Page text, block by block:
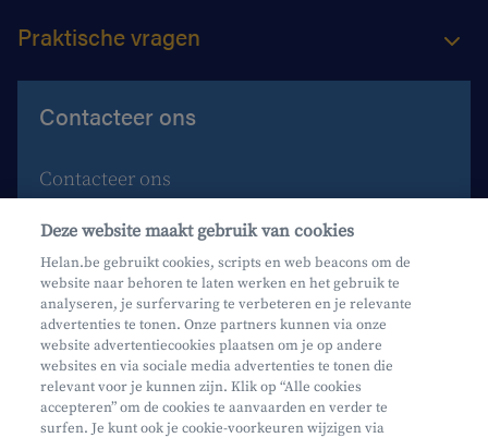
Praktische vragen
Contacteer ons
Contacteer ons
Maak een afspraak
Waar vind je ons?
Phishing
Deze website maakt gebruik van cookies
Helan.be gebruikt cookies, scripts en web beacons om de
website naar behoren te laten werken en het gebruik te
analyseren, je surfervaring te verbeteren en je relevante
advertenties te tonen. Onze partners kunnen via onze
website advertentiecookies plaatsen om je op andere
websites en via sociale media advertenties te tonen die
relevant voor je kunnen zijn. Klik op “Alle cookies
accepteren” om de cookies te aanvaarden en verder te
surfen. Je kunt ook je cookie-voorkeuren wijzigen via